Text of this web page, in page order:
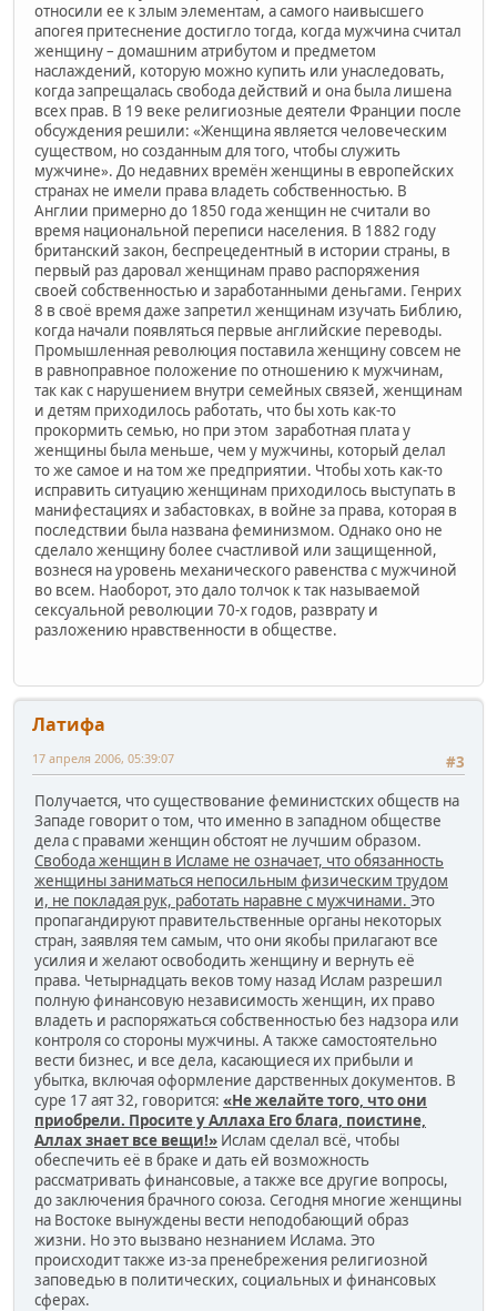
относили ее к злым элементам, а самого наивысшего
апогея притеснение достигло тогда, когда мужчина считал
женщину – домашним атрибутом и предметом
наслаждений, которую можно купить или унаследовать,
когда запрещалась свобода действий и она была лишена
всех прав. В 19 веке религиозные деятели Франции после
обсуждения решили: «Женщина является человеческим
существом, но созданным для того, чтобы служить
мужчине». До недавних времён женщины в европейских
странах не имели права владеть собственностью. В
Англии примерно до 1850 года женщин не считали во
время национальной переписи населения. В 1882 году
британский закон, беспрецедентный в истории страны, в
первый раз даровал женщинам право распоряжения
своей собственностью и заработанными деньгами. Генрих
8 в своё время даже запретил женщинам изучать Библию,
когда начали появляться первые английские переводы.
Промышленная революция поставила женщину совсем не
в равноправное положение по отношению к мужчинам,
так как с нарушением внутри семейных связей, женщинам
и детям приходилось работать, что бы хоть как-то
прокормить семью, но при этом заработная плата у
женщины была меньше, чем у мужчины, который делал
то же самое и на том же предприятии. Чтобы хоть как-то
исправить ситуацию женщинам приходилось выступать в
манифестациях и забастовках, в войне за права, которая в
последствии была названа феминизмом. Однако оно не
сделало женщину более счастливой или защищенной,
вознеся на уровень механического равенства с мужчиной
во всем. Наоборот, это дало толчок к так называемой
сексуальной революции 70-х годов, разврату и
разложению нравственности в обществе.
Латифа
#3
17 апреля 2006, 05:39:07
Получается, что существование феминистских обществ на
Западе говорит о том, что именно в западном обществе
дела с правами женщин обстоят не лучшим образом.
Свобода женщин в Исламе не означает, что обязанность
женщины заниматься непосильным физическим трудом
и, не покладая рук, работать наравне с мужчинами. Это
пропагандируют правительственные органы некоторых
стран, заявляя тем самым, что они якобы прилагают все
усилия и желают освободить женщину и вернуть её
права. Четырнадцать веков тому назад Ислам разрешил
полную финансовую независимость женщин, их право
владеть и распоряжаться собственностью без надзора или
контроля со стороны мужчины. А также самостоятельно
вести бизнес, и все дела, касающиеся их прибыли и
убытка, включая оформление дарственных документов. В
суре 17 аят 32, говорится: «Не желайте того, что они
приобрели. Просите у Аллаха Его блага, поистине,
Аллах знает все вещи!» Ислам сделал всё, чтобы
обеспечить её в браке и дать ей возможность
рассматривать финансовые, а также все другие вопросы,
до заключения брачного союза. Сегодня многие женщины
на Востоке вынуждены вести неподобающий образ
жизни. Но это вызвано незнанием Ислама. Это
происходит также из-за пренебрежения религиозной
заповедью в политических, социальных и финансовых
сферах.